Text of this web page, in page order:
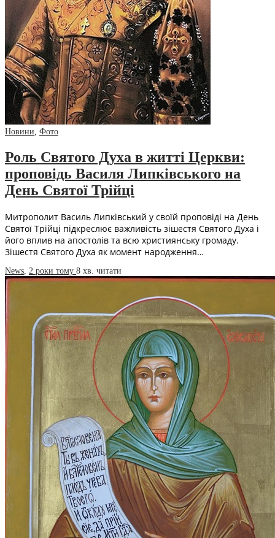
Новини, Фото
Роль Святого Духа в житті Церкви:
проповідь Василя Липківського на
День Святої Трійці
Митрополит Василь Липківський у своїй проповіді на День
Святої Трійці підкреслює важливість зішестя Святого Духа і
його вплив на апостолів та всю християнську громаду.
Зішестя Святого Духа як момент народження…
News 2 роки тому 8 хв. читати